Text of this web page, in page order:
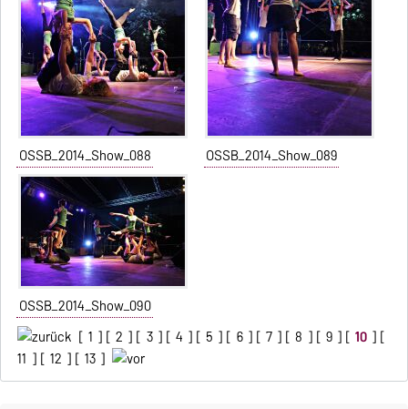
OSSB_2014_Show_088 OSSB_2014_Show_089
OSSB_2014_Show_090
[ 1 ] [ 2 ] [ 3 ] [ 4 ] [ 5 ] [ 6 ] [ 7 ] [ 8 ] [ 9 ] [ 10 ] [
11 ] [ 12 ] [ 13 ]